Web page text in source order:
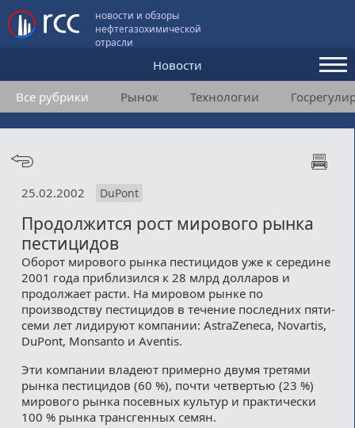
новости и обзоры
нефтегазохимической
отрасли
Новости
Аналитика и мнения
Конференции
Пользовательское соглашение
Медиакит
Контакты
Все рубрики Рынок Технологии
25.02.2002 DuPont
Продолжится рост мирового рынка
пестицидов
Оборот мирового рынка пестицидов уже к середине
2001 года приблизился к 28 млрд долларов и
продолжает расти. На мировом рынке по
производству пестицидов в течение последних пяти-
семи лет лидируют компании: AstraZeneca, Novartis,
DuPont, Monsanto и Aventis.
Эти компании владеют примерно двумя третями
рынка пестицидов (60 %), почти четвертью (23 %)
мирового рынка посевных культур и практически
100 % рынка трансгенных семян.